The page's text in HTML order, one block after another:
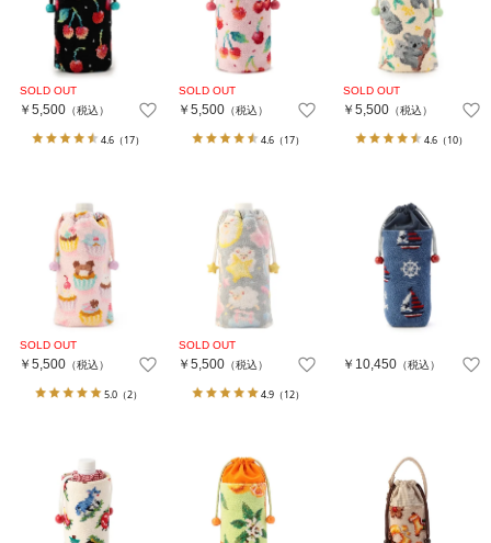
￥5,500（税込）
4.6 （17）
￥5,500 （税込）
4.6（17）
￥5,500（税込）
4.6 （10）
￥5,500（税込）
5.0（2）
￥5,500 （税込）
4.9（12）
￥10,450（税込）